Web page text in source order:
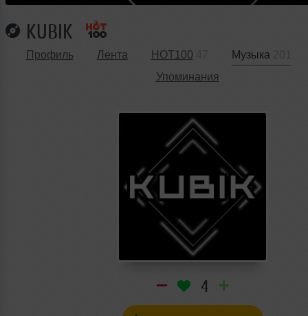
KUBIK
Профиль Лента HOT100 Музыка
Упоминания
4